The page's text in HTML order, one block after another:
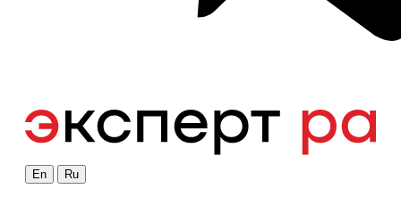
En Ru